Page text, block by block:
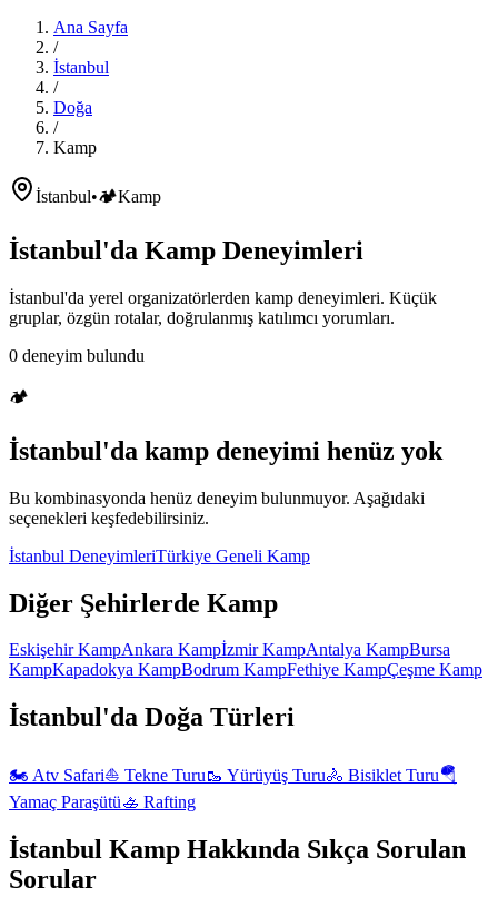
Ana Sayfa
/
İstanbul
/
Doğa
/
Kamp
İstanbul•🏕️Kamp
İstanbul'da Kamp Deneyimleri
İstanbul'da yerel organizatörlerden kamp deneyimleri. Küçük
gruplar, özgün rotalar, doğrulanmış katılımcı yorumları.
0 deneyim bulundu
🏕️
İstanbul'da kamp deneyimi henüz yok
Bu kombinasyonda henüz deneyim bulunmuyor. Aşağıdaki
seçenekleri keşfedebilirsiniz.
İstanbul DeneyimleriTürkiye Geneli Kamp
Diğer Şehirlerde Kamp
Eskişehir KampAnkara Kampİzmir KampAntalya KampBursa
KampKapadokya KampBodrum KampFethiye KampÇeşme Kamp
İstanbul'da Doğa Türleri
🏍️ Atv Safari⛵ Tekne Turu🥾 Yürüyüş Turu🚴 Bisiklet Turu🪂
Yamaç Paraşütü🚣 Rafting
İstanbul Kamp Hakkında Sıkça Sorulan
Sorular